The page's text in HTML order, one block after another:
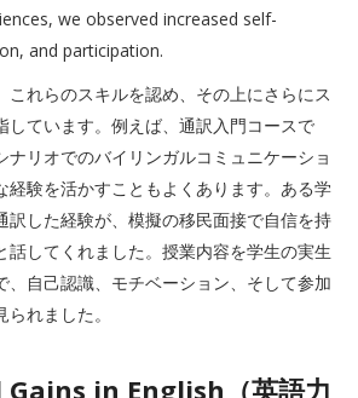
we observed increased self-
and participation.
これらのスキルを認め、その上にさらにス
しています。例えば、通訳入門コースで
ナリオでのバイリンガルコミュニケーショ
経験を活かすこともよくあります。ある学
訳した経験が、模擬の移民面接で自信を持
話してくれました。授業内容を学生の実生
、自己認識、モチベーション、そして参加
れました。
in English（英語力